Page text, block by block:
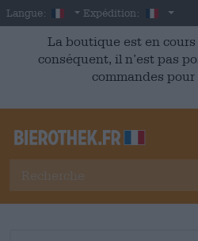
Skip to main content
Langue: French
Expédition: France
La boutique est en
conséquent, il n’est pas
commandes pour